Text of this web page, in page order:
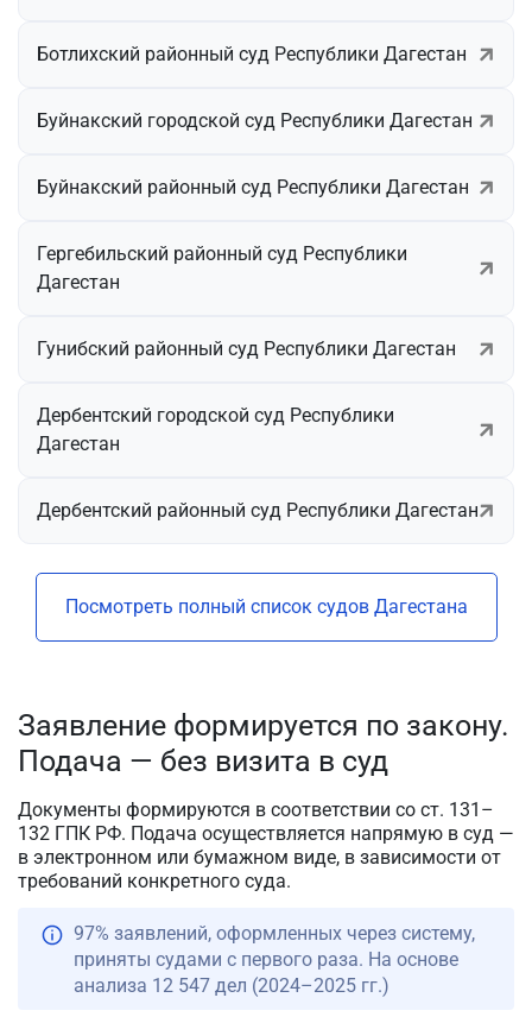
Ботлихский районный суд Республики Дагестан
Буйнакский городской суд Республики Дагестан
Буйнакский районный суд Республики Дагестан
Гергебильский районный суд Республики
Дагестан
Гунибский районный суд Республики Дагестан
Дербентский городской суд Республики
Дагестан
Дербентский районный суд Республики Дагестан
Посмотреть полный список судов Дагестана
Заявление формируется по закону.
Подача — без визита в суд
Документы формируются в соответствии со ст. 131–
132 ГПК РФ. Подача осуществляется напрямую в суд —
в электронном или бумажном виде, в зависимости от
требований конкретного суда.
97% заявлений, оформленных через систему,
приняты судами с первого раза. На основе
анализа 12 547 дел (2024–2025 гг.)